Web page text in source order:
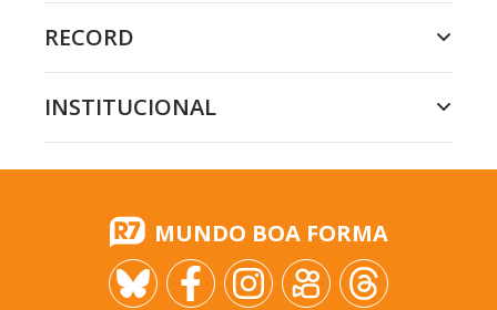
RECORD
INSTITUCIONAL
MUNDO BOA FORMA